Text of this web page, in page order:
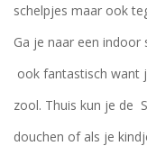
schelpjes maar ook
Ga je naar een indoor
ook fantastisch want
zool. Thuis kun je de
douchen of als je